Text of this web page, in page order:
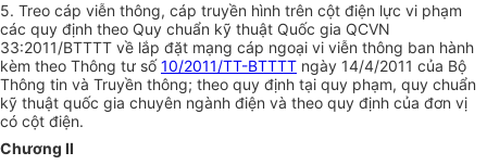
5. Treo cáp viễn thông, cáp truyền hình trên cột điện lực vi phạm
các quy định theo Quy chuẩn kỹ thuật Quốc gia QCVN
33:2011/BTTTT về lắp đặt mạng cáp ngoại vi viễn thông ban hành
kèm theo Thông tư số10/2011/TT-BTTTT ngày 14/4/2011 của Bộ
Thông tin và Truyền thông; theo quy định tại quy phạm, quy chuẩn
kỹ thuật quốc gia chuyên ngành điện và theo quy định của đơn vị
có cột điện.
Chương II